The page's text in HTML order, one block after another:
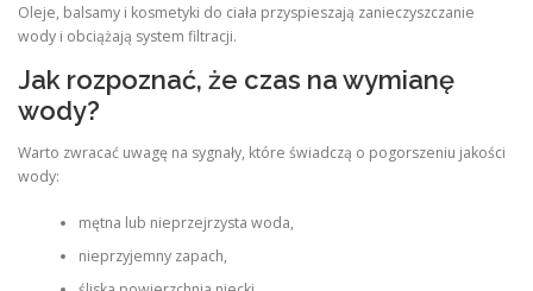
Oleje, balsamy i kosmetyki do ciała przyspieszają zanieczyszczanie
wody i obciążają system filtracji.
Jak rozpoznać, że czas na wymianę
wody?
Warto zwracać uwagę na sygnały, które świadczą o pogorszeniu jakości
wody:
mętna lub nieprzejrzysta woda,
nieprzyjemny zapach,